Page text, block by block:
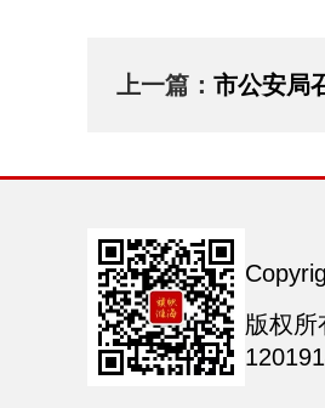
上一篇： 市公安局召
版权所